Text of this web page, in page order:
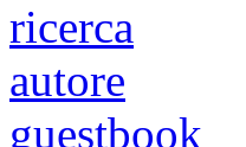
ricerca
autore
guestbook